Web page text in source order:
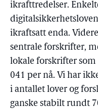
ikrafttredelser.
ikraftsatt enda.
sentrale forskrifter,
lokale forskrifter
041 per nå. Vi har
i antallet lover og
ganske stabilt rundt